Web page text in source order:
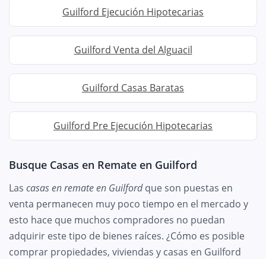
Guilford Ejecución Hipotecarias
Guilford Venta del Alguacil
Guilford Casas Baratas
Guilford Pre Ejecución Hipotecarias
Busque Casas en Remate en Guilford
Las casas en remate en Guilfordque son puestas en
venta permanecen muy poco tiempo en el mercado y
esto hace que muchos compradores no puedan
adquirir este tipo de bienes raíces. ¿Cómo es posible
comprar propiedades, viviendas y casas en Guilford